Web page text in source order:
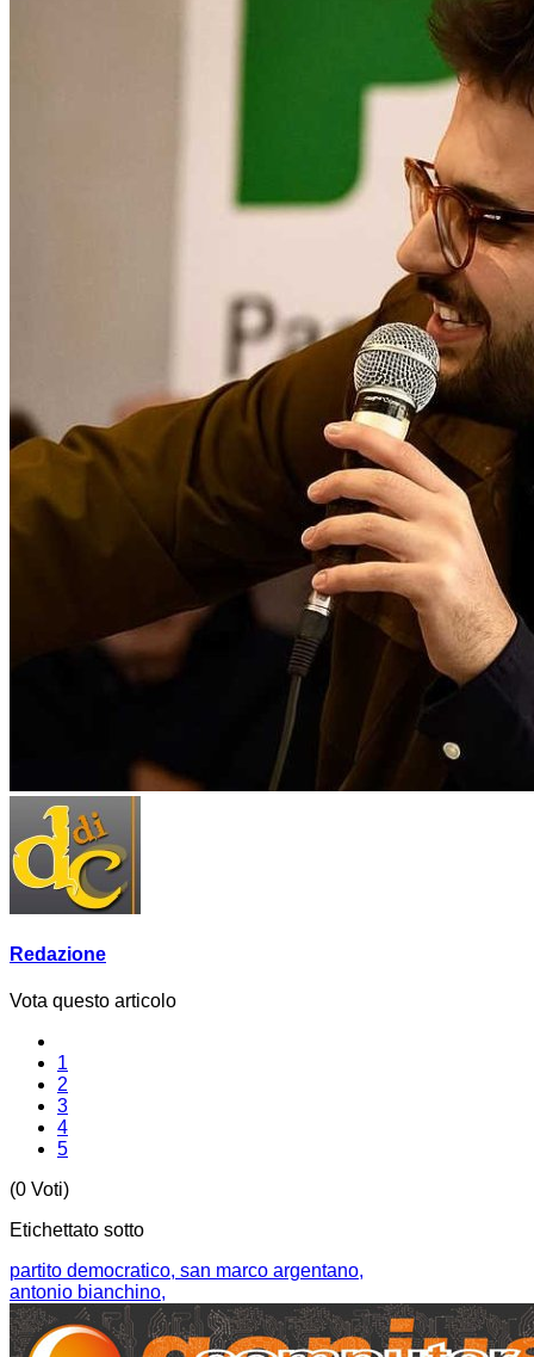
Redazione
Vota questo articolo
1
2
3
4
5
(0 Voti)
Etichettato sotto
partito democratico, san marco argentano,
antonio bianchino,